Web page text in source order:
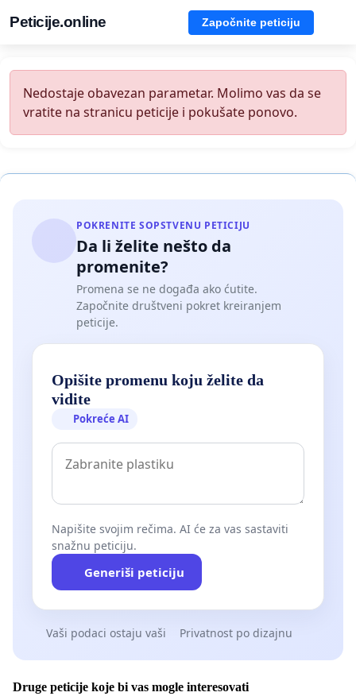
Peticije.online Započnite peticiju
Nedostaje obavezan parametar. Molimo vas da se
vratite na stranicu peticije i pokušate ponovo.
POKRENITE SOPSTVENU PETICIJU
Da li želite nešto da
promenite?
Promena se ne događa ako ćutite.
Započnite društveni pokret kreiranjem
peticije.
Opišite promenu koju želite da
vidite
Pokreće AI
Napišite svojim rečima. AI će za vas sastaviti
snažnu peticiju.
Generiši peticiju
Vaši podaci ostaju vaši Privatnost po dizajnu
Druge peticije koje bi vas mogle interesovati